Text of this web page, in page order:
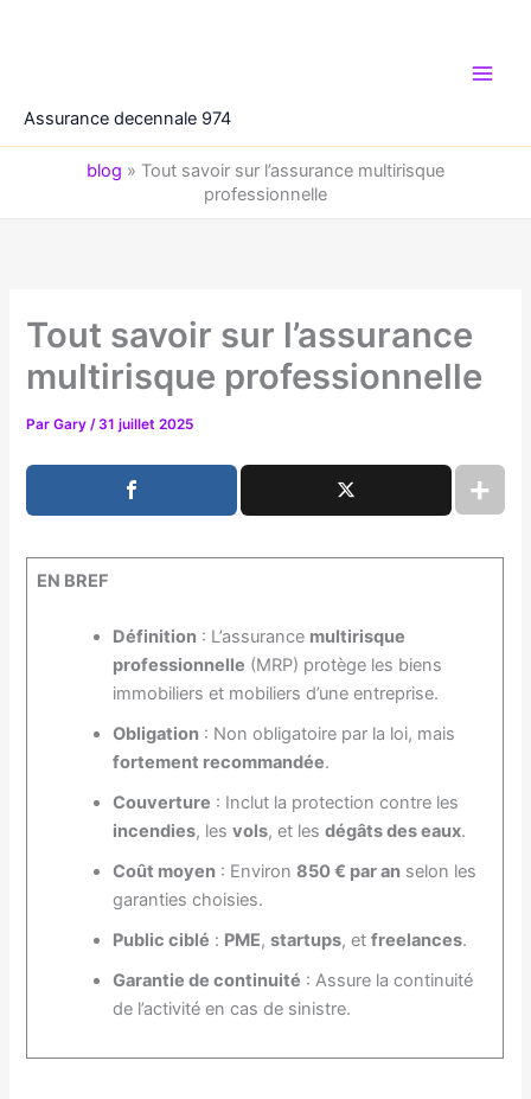
Assurance decennale 974
blog » Tout savoir sur l’assurance multirisque
professionnelle
Tout savoir sur l’assurance
multirisque professionnelle
ParGary/31 juillet 2025
EN BREF
Définition: L’assurance multirisque
professionnelle (MRP) protège les biens
immobiliers et mobiliers d’une entreprise.
Obligation: Non obligatoire par la loi, mais
fortement recommandée.
Couverture : Inclut la protection contre les
incendies, les vols, et les dégâts des eaux.
Coût moyen: Environ 850 € par anselon les
garanties choisies.
Public ciblé : PME, startups, et freelances.
Garantie de continuité : Assure la continuité
de l’activité en cas de sinistre.